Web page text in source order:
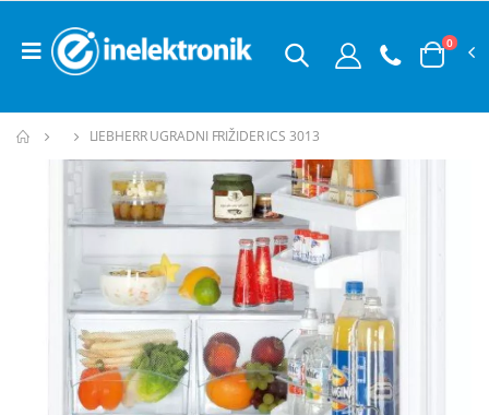
0
LIEBHERR UGRADNI FRIŽIDER ICS 3013